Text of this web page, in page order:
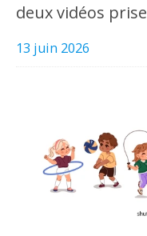
deux vidéos
13 juin 2026